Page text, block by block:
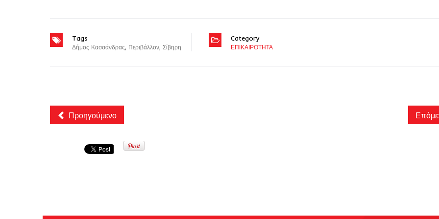
Tags
Δήμος Κασσάνδρας, Περιβάλλον, Σίβηρη
Category
ΕΠΙΚΑΙΡΟΤΗΤΑ
Προηγούμενο